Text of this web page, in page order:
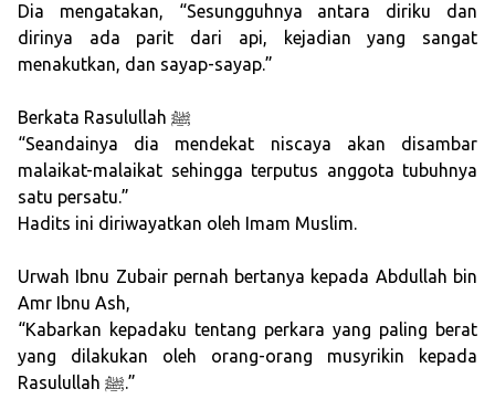
Dia mengatakan, “Sesungguhnya antara diriku dan
dirinya ada parit dari api, kejadian yang sangat
menakutkan, dan sayap-sayap.”
Berkata Rasulullah ﷺ
“Seandainya dia mendekat niscaya akan disambar
malaikat-malaikat sehingga terputus anggota tubuhnya
satu persatu.”
Hadits ini diriwayatkan oleh Imam Muslim.
Urwah Ibnu Zubair pernah bertanya kepada Abdullah bin
Amr Ibnu Ash,
“Kabarkan kepadaku tentang perkara yang paling berat
yang dilakukan oleh orang-orang musyrikin kepada
Rasulullah ﷺ.”